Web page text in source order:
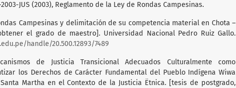
JUS (2003), Reglamento de la Ley de Rondas Campesinas.
Campesinas y delimitación de su competencia material en Chota –
el grado de maestro]. Universidad Nacional Pedro Ruiz Gallo.
handle/20.500.12893/7489
de Justicia Transicional Adecuados Culturalmente como
los Derechos de Carácter Fundamental del Pueblo Indígena Wiwa
Martha en el Contexto de la Justicia Ëtnica. [tesis de postgrado,